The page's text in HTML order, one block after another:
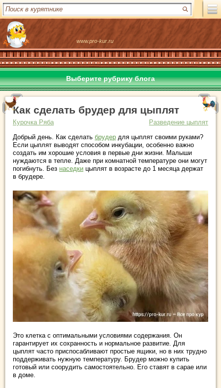
www.pro-kur.ru
Выберите рубрику блога
Как сделать брудер для цыплят
Курочка Ряба
Разведение цыплят
Добрый день. Как сделать брудер для цыплят своими руками?
Если цыплят выводят способом инкубации, особенно важно
создать им хорошие условия в первые дни жизни. Малыши
нуждаются в тепле. Даже при комнатной температуре они могут
погибнуть. Без наседки цыплят в возрасте до 1 месяца держат
в брудере.
Это клетка с оптимальными условиями содержания. Он
гарантирует их сохранность и нормальное развитие. Для
цыплят часто приспосабливают простые ящики, но в них трудно
поддерживать нужную температуру. Брудер можно купить
готовый или соорудить самостоятельно. Его ставят в сарае или
в доме.